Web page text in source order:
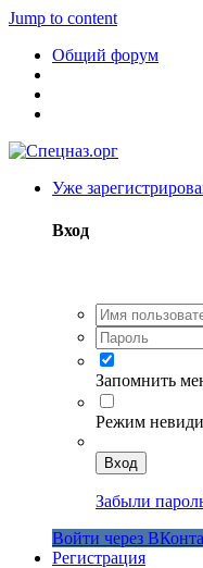
Jump to content
Общий форум
Уже
Вход
Запомнить
Режим
Вход
Забыли
Войти через
Регистрация